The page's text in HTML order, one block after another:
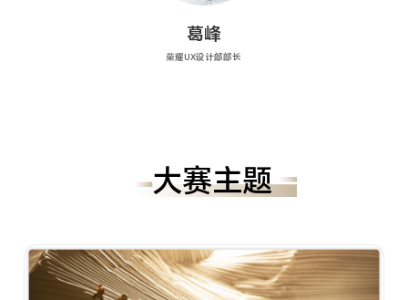
葛峰
荣耀UX设计部部长
大赛主题